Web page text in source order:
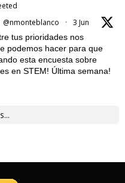
@nmonteblanco · 3 Jun
tus prioridades nos
podemos hacer para que
esta encuesta sobre
en STEM! Última semana!